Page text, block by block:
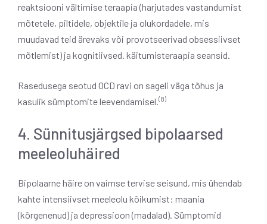
reaktsiooni vältimise teraapia (harjutades vastandumist
mõtetele, piltidele, objektile ja olukordadele, mis
muudavad teid ärevaks või provotseerivad obsessiivset
mõtlemist) ja kognitiivsed. käitumisteraapia seansid.
Rasedusega seotud OCD ravi on sageli väga tõhus ja
kasulik sümptomite leevendamisel. (8)
4. Sünnitusjärgsed bipolaarsed
meeleoluhäired
Bipolaarne häire on vaimse tervise seisund, mis ühendab
kahte intensiivset meeleolu kõikumist: maania
(kõrgenenud) ja depressioon (madalad). Sümptomid